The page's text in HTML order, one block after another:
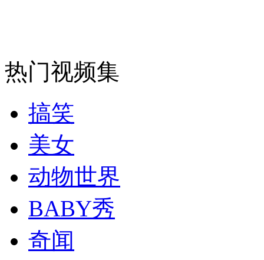
走！跟着总书记去植树
消防员救轻生者
纽约上演“枕头大战”
热门视频集
搞笑
美女
动物世界
BABY秀
奇闻